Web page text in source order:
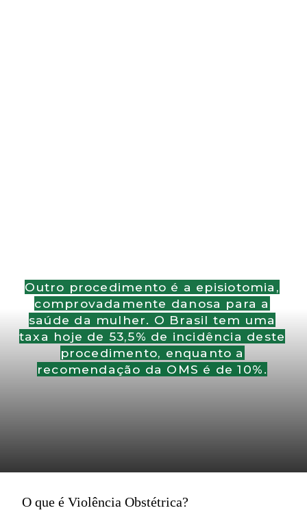
Outro procedimento é a episiotomia,
comprovadamente danosa para a
saúde da mulher. O Brasil tem uma
taxa hoje de 53,5% de incidência deste
procedimento, enquanto a
recomendação da OMS é de 10%.
O que é Violência Obstétrica?